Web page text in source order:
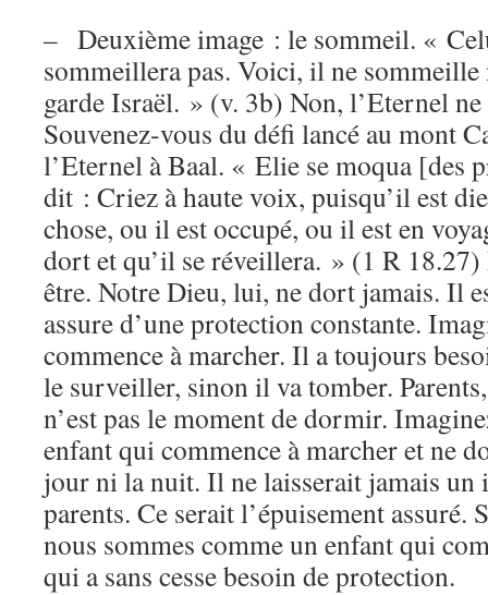
– Deuxième image : le sommeil. «
sommeillera pas. Voici, il ne
garde Israël. » (v. 3b) Non, l’Eternel
Souvenez-vous du défi lancé au mont
l’Eternel à Baal. « Elie se moqua [des
dit : Criez à haute voix, puisqu’il est
chose, ou il est occupé, ou il est en
dort et qu’il se réveillera. » (1 R
être. Notre Dieu, lui, ne dort jamais. Il
assure d’une protection constante.
commence à marcher. Il a toujours
le surveiller, sinon il va tomber.
n’est pas le moment de dormir.
enfant qui commence à marcher et ne
jour ni la nuit. Il ne laisserait jamais un
parents. Ce serait l’épuisement
nous sommes comme un enfant qui
qui a sans cesse besoin de protection.